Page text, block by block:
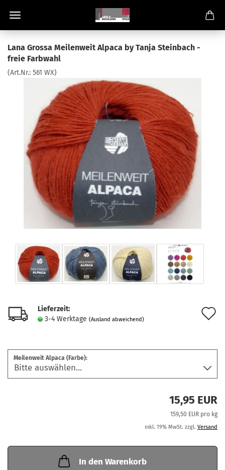
Lana Grossa Meilenweit Alpaca by Tanja Steinbach -
freie Farbwahl
(Art.Nr.: 561 WX)
Lieferzeit:
3-4 Werktage (Ausland abweichend)
Meilenweit Alpaca (Farbe):
15,95 EUR
159,50 EUR pro kg
inkl. 19% MwSt. zzgl. Versand
In den Warenkorb